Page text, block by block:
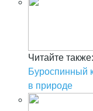
Читайте также:
Буроспинный
в природе